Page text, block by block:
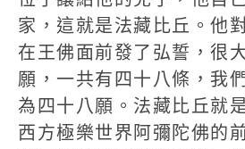
家，這就是法藏比丘。他
在王佛面前發了弘誓，很
願，一共有四十八條，我
為四十八願。法藏比丘就
西方極樂世界阿彌陀佛的